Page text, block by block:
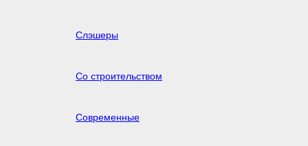
Слэшеры
Со строительством
Современные